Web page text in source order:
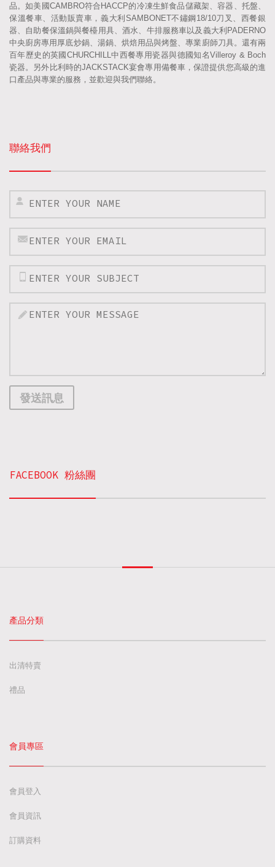
品。如美國CAMBRO符合HACCP的冷凍生鮮食品儲藏架、容器、托盤、
保溫餐車、活動販賣車，義大利SAMBONET不鏽鋼18/10刀叉、西餐銀
器、自助餐保溫鍋與餐檯用具、酒水、牛排服務車以及義大利PADERNO
中央廚房專用厚底炒鍋、湯鍋、烘焙用品與烤盤、專業廚師刀具。還有兩
百年歷史的英國CHURCHILL中西餐專用瓷器與德國知名Villeroy & Boch
瓷器。另外比利時的JACKSTACK宴會專用備餐車，保證提供您高級的進
口產品與專業的服務，並歡迎與我們聯絡。
聯絡我們
發送訊息
FACEBOOK 粉絲團
產品分類
出清特賣
禮品
會員專區
會員登入
會員資訊
訂購資料